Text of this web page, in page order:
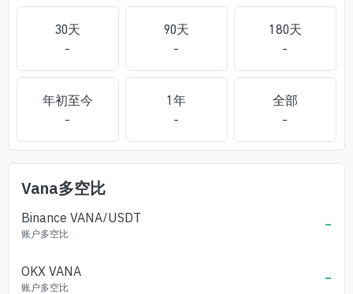
30天
-
90天
-
180天
-
年初至今
-
1年
-
全部
-
Vana多空比
Binance VANA/USDT
账户多空比 -
OKX VANA
账户多空比 -